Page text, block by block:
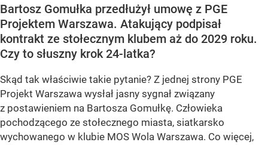
Bartosz Gomułka przedłużył umowę z PGE
Projektem Warszawa. Atakujący podpisał
kontrakt ze stołecznym klubem aż do 2029 roku.
Czy to słuszny krok 24-latka?
Skąd tak właściwie takie pytanie? Z jednej strony PGE
Projekt Warszawa wysłał jasny sygnał związany
z postawieniem na Bartosza Gomułkę. Człowieka
pochodzącego ze stołecznego miasta, siatkarsko
wychowanego w klubie MOS Wola Warszawa. Co więcej,